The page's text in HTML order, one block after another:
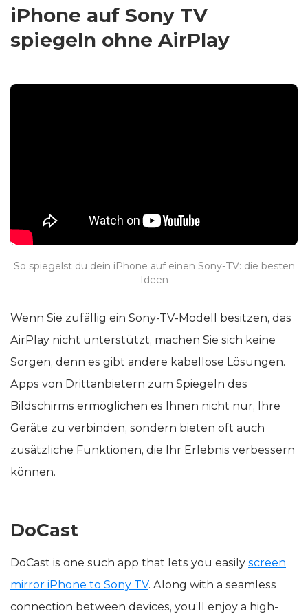
iPhone auf Sony TV
spiegeln ohne AirPlay
So spiegelst du dein iPhone auf einen Sony-TV: die besten
Ideen
Wenn Sie zufällig ein Sony-TV-Modell besitzen, das
AirPlay nicht unterstützt, machen Sie sich keine
Sorgen, denn es gibt andere kabellose Lösungen.
Apps von Drittanbietern zum Spiegeln des
Bildschirms ermöglichen es Ihnen nicht nur, Ihre
Geräte zu verbinden, sondern bieten oft auch
zusätzliche Funktionen, die Ihr Erlebnis verbessern
können.
DoCast
DoCast is one such app that lets you easily screen
mirror iPhone to Sony TV. Along with a seamless
connection between devices, you’ll enjoy a high-